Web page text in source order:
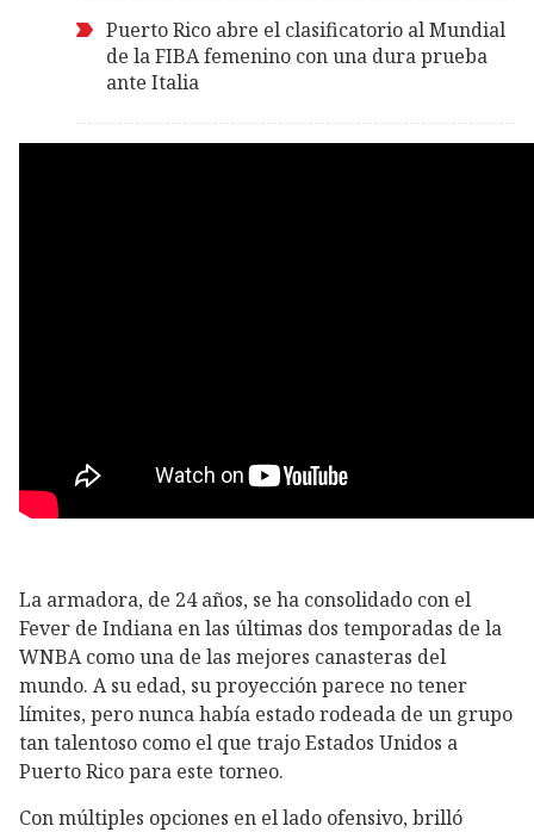
Puerto Rico abre el clasificatorio al Mundial
de la FIBA femenino con una dura prueba
ante Italia
La armadora, de 24 años, se ha consolidado con el
Fever de Indiana en las últimas dos temporadas de la
WNBA como una de las mejores canasteras del
mundo. A su edad, su proyección parece no tener
límites, pero nunca había estado rodeada de un grupo
tan talentoso como el que trajo Estados Unidos a
Puerto Rico para este torneo.
Con múltiples opciones en el lado ofensivo, brilló